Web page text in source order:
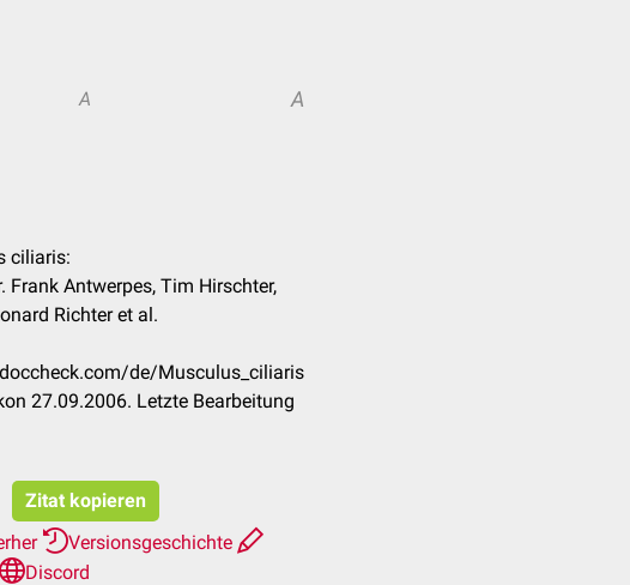
A A
ciliaris:
Frank Antwerpes, Tim Hirschter,
Richter et al.
de/Musculus_ciliaris
27.09.2006. Letzte Bearbeitung
Zitat kopieren
Versionsgeschichte
Discord